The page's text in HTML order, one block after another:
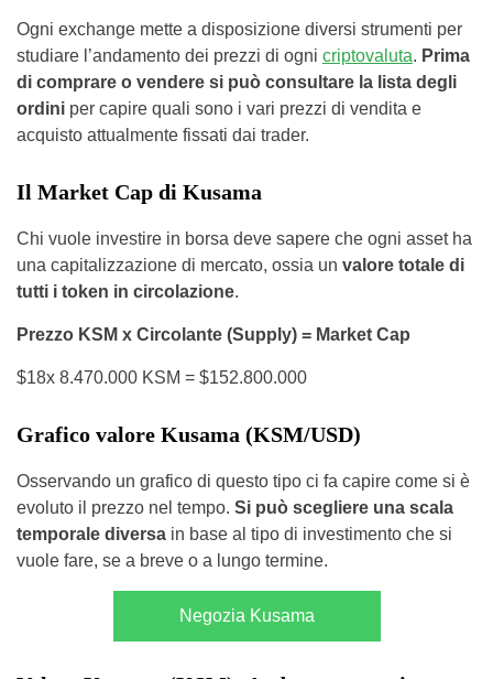
Ogni exchange mette a disposizione diversi strumenti per
studiare l’andamento dei prezzi di ogni criptovaluta. Prima
di comprare o vendere si può consultare la lista degli
ordini per capire quali sono i vari prezzi di vendita e
acquisto attualmente fissati dai trader.
Il Market Cap di Kusama
Chi vuole investire in borsa deve sapere che ogni asset ha
una capitalizzazione di mercato, ossia un valore totale di
tutti i token in circolazione.
Prezzo KSM x Circolante (Supply) = Market Cap
$18x 8.470.000 KSM = $152.800.000
Grafico valore Kusama (KSM/USD)
Osservando un grafico di questo tipo ci fa capire come si è
evoluto il prezzo nel tempo. Si può scegliere una scala
temporale diversa in base al tipo di investimento che si
vuole fare, se a breve o a lungo termine.
Negozia Kusama